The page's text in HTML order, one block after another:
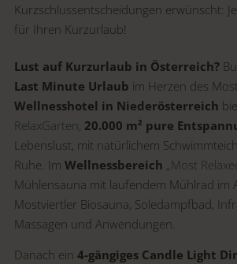
Kurzschlussentscheidungen erwünscht:
für Ihren Kurzurlaub!
Lust auf Kurzurlaub in Österreich?
Last Minute Urlaub im Herzen des
Wellnesshotel in Niederösterreich
RelaxGarten, 20.000 m² pure
Lebenslust, mit natürlichem
Ruhe. ImWellnessbereich „Most
Mühlensauna mit laufendem Mühlrad im
Mostviertler Biosauna, Soledampfbad,
Massagen und Anwendungen.
Danach ein4-gängiges Candle Light